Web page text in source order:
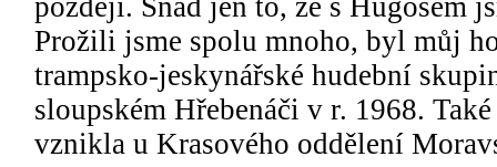
později. Snad jen to, že s Hugošem
Prožili jsme spolu mnoho, byl můj
trampsko-jeskynářské hudební
sloupském Hřebenáči v r. 1968.
vznikla u Krasového oddělení